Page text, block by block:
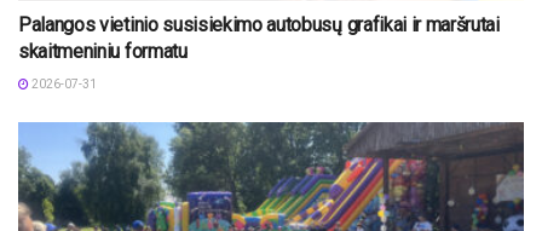
Palangos vietinio susisiekimo autobusų grafikai ir maršrutai
skaitmeniniu formatu
2026-07-31